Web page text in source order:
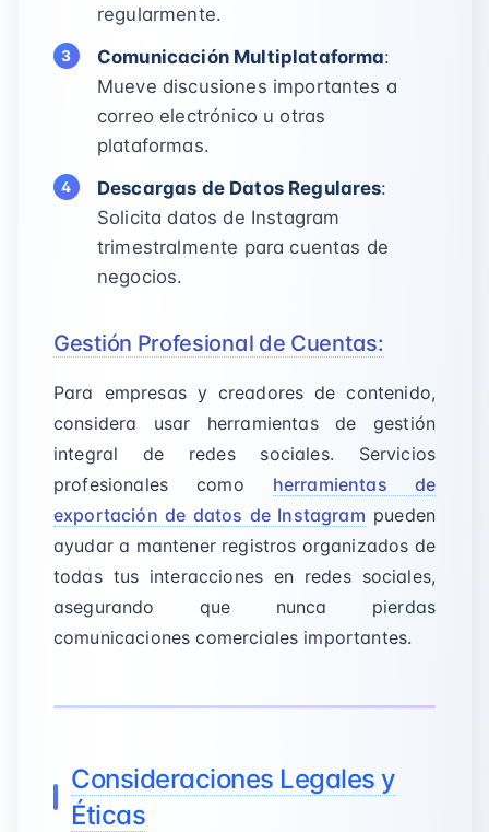
regularmente.
Comunicación Multiplataforma:
Mueve discusiones importantes a
correo electrónico u otras
plataformas.
Descargas de Datos Regulares:
Solicita datos de Instagram
trimestralmente para cuentas de
negocios.
Gestión Profesional de Cuentas:
Para empresas y creadores de contenido,
considera usar herramientas de gestión
integral de redes sociales. Servicios
profesionales como herramientas de
exportación de datos de Instagram pueden
ayudar a mantener registros organizados de
todas tus interacciones en redes sociales,
asegurando que nunca pierdas
comunicaciones comerciales importantes.
Consideraciones Legales y
Éticas